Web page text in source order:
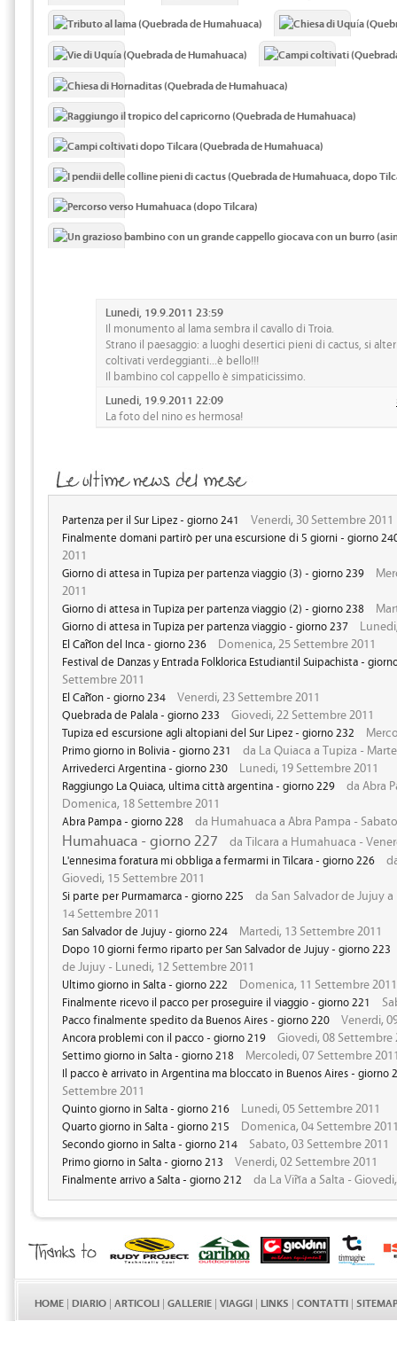
Lunedi, 19.9.2011 23:59
Il monumento al lama sembra il cavallo di Troia.
Strano il paesaggio: a luoghi desertici pieni di cactus, si
coltivati verdeggianti...è bello!!!
Il bambino col cappello è simpaticissimo.
Lunedi, 19.9.2011 22:09
La foto del nino es hermosa!
Partenza per il Sur Lipez - giorno 241 Venerdi, 30 Settembre 2011
Finalmente domani partirò per una escursione di 5 giorni - giorno
2011
Giorno di attesa in Tupiza per partenza viaggio (3) - giorno 239
2011
Giorno di attesa in Tupiza per partenza viaggio (2) - giorno 238
Giorno di attesa in Tupiza per partenza viaggio - giorno 237
El Cañon del Inca - giorno 236 Domenica, 25 Settembre 2011
Festival de Danzas y Entrada Folklorica Estudiantil Suipachista -
Settembre 2011
El Cañon - giorno 234 Venerdi, 23 Settembre 2011
Quebrada de Palala - giorno 233 Giovedi, 22 Settembre 2011
Tupiza ed escursione agli altopiani del Sur Lipez - giorno 232
Primo giorno in Bolivia - giorno 231 da La Quiaca a Tupiza -
Arrivederci Argentina - giorno 230 Lunedi, 19 Settembre 2011
Raggiungo La Quiaca, ultima città argentina - giorno 229
da Abra
Domenica, 18 Settembre 2011
Abra Pampa - giorno 228 da Humahuaca a Abra Pampa -
Humahuaca - giorno 227 da Tilcara a Humahuaca -
L'ennesima foratura mi obbliga a fermarmi in Tilcara - giorno 226
Giovedi, 15 Settembre 2011
Si parte per Purmamarca - giorno 225
da San Salvador de Jujuy
14 Settembre 2011
San Salvador de Jujuy - giorno 224 Martedi, 13 Settembre 2011
Dopo 10 giorni fermo riparto per San Salvador de Jujuy - giorno 223
de Jujuy - Lunedi, 12 Settembre 2011
Ultimo giorno in Salta - giorno 222 Domenica, 11 Settembre 2011
Finalmente ricevo il pacco per proseguire il viaggio - giorno 221
Pacco finalmente spedito da Buenos Aires - giorno 220 Venerdi,
Ancora problemi con il pacco - giorno 219 Giovedi, 08 Settembre
Settimo giorno in Salta - giorno 218 Mercoledi, 07 Settembre
Il pacco è arrivato in Argentina ma bloccato in Buenos Aires - giorno
Settembre 2011
Quinto giorno in Salta - giorno 216 Lunedi, 05 Settembre 2011
Quarto giorno in Salta - giorno 215 Domenica, 04 Settembre
Secondo giorno in Salta - giorno 214 Sabato, 03 Settembre 2011
Primo giorno in Salta - giorno 213 Venerdi, 02 Settembre 2011
Finalmente arrivo a Salta - giorno 212 da La Viña a Salta -
HOME | DIARIO | ARTICOLI | GALLERIE | VIAGGI | LINKS | CONTATTI | SITEMAP